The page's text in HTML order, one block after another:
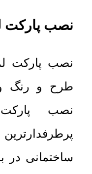
نصب پارکت
نصب پارکت
طرح و رنگ
نصب
ساختمانی در